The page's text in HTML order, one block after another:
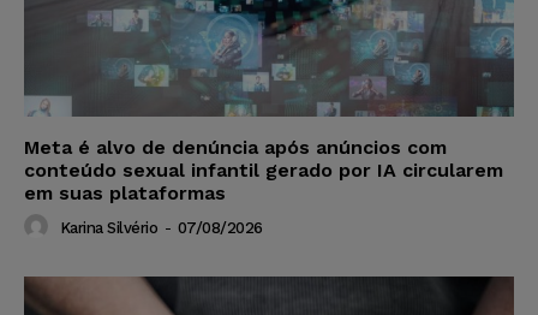
Meta é alvo de denúncia após anúncios com
conteúdo sexual infantil gerado por IA circularem
em suas plataformas
Karina Silvério - 07/08/2026